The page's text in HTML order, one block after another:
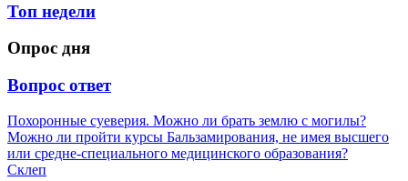
Топ недели
Опрос дня
Вопрос ответ
Похоронные суеверия. Можно ли брать землю с могилы?
Можно ли пройти курсы Бальзамирования, не имея высшего
или средне-специального медицинского образования?
Склеп